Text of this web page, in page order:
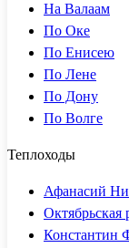
На Валаам
По Оке
По Енисею
По Лене
По Дону
По Волге
Теплоходы
Афанасий
Октябрьская
Константин